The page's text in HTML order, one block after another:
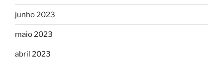
junho 2023
maio 2023
abril 2023